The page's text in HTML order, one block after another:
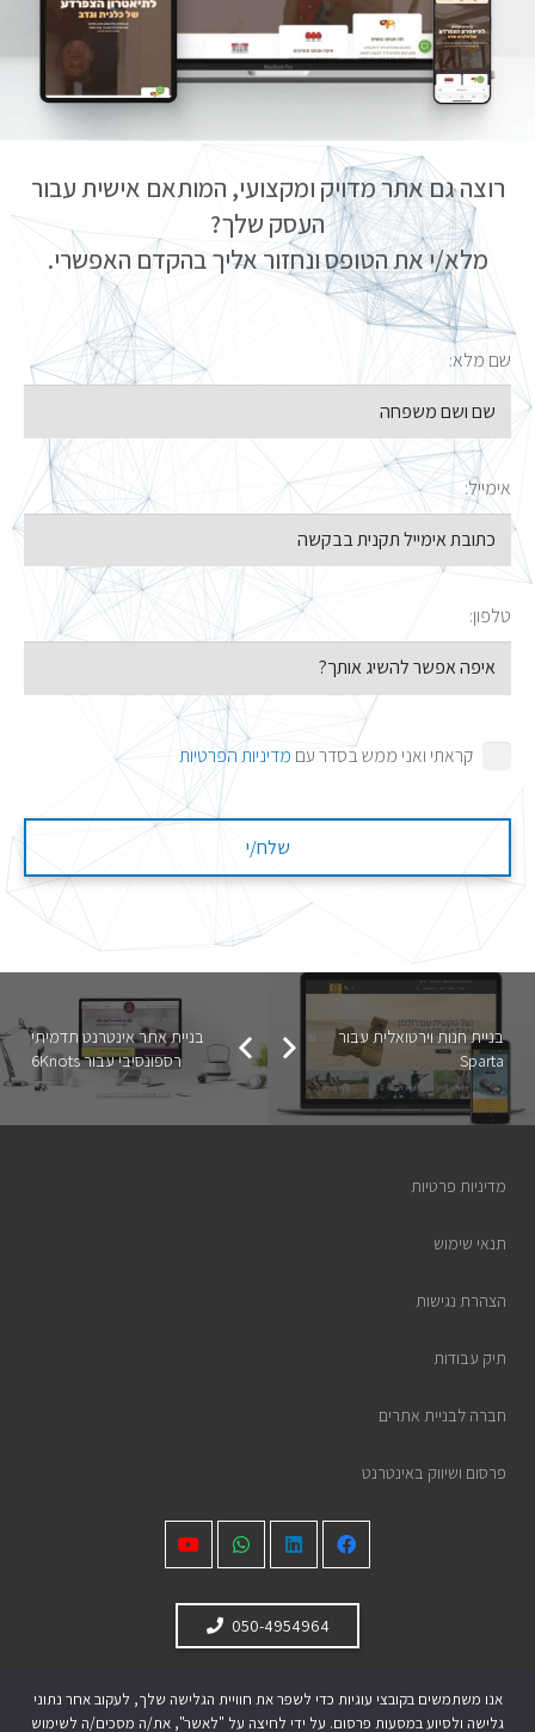
רוצה גם אתר מדויק ומקצועי, המותאם אישית עבור
העסק שלך?
מלא/י את הטופס ונחזור אליך בהקדם האפשרי.
שם מלא:
אימייל:
טלפון:
קראתי ואני ממש בסדר עם מדיניות הפרטיות
בניית אתר אינטרנט תדמיתי
רספונסיבי עבור 6Knots
בניית חנות וירטואלית עבור
Sparta
מדיניות פרטיות
תנאי שימוש
הצהרת נגישות
תיק עבודות
חברה לבניית אתרים
פרסום ושיווק באינטרנט
050-4954964
אנו משתמשים בקובצי עוגיות כדי לשפר את חוויית הגלישה שלך, לעקוב אחר נתוני
גלישה ולסיוע במסעות פרסום. על ידי לחיצה על "לאשר", את/ה מסכים/ה לשימוש